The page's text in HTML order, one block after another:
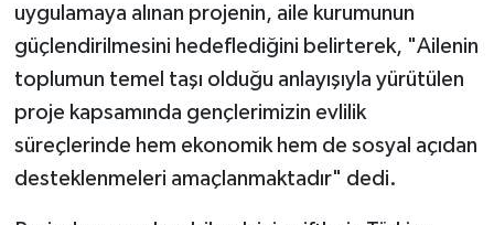
uygulamaya alınan projenin, aile kurumunun
güçlendirilmesini hedeflediğini belirterek, "Ailenin
toplumun temel taşı olduğu anlayışıyla yürütülen
proje kapsamında gençlerimizin evlilik
süreçlerinde hem ekonomik hem de sosyal açıdan
desteklenmeleri amaçlanmaktadır" dedi.